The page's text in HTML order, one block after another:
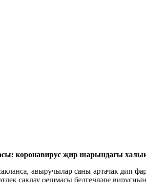
коронавирус җир шарындагы
авыручылар саны артачак дип
саклау оешмасы белгечләре